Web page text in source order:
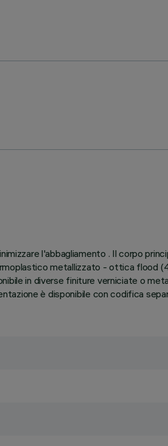
l'abbagliamento . Il corpo
metallizzato - ottica flood
in diverse finiture verniciate o
è disponibile con codifica